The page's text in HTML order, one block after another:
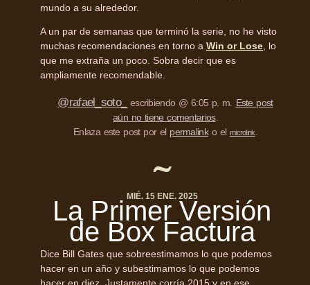
mundo a su alrededor.
A un par de semanas que terminó la serie, no he visto
muchas recomendaciones en torno a Win or Lose, lo
que me extraña un poco. Sobra decir que es
ampliamente recomendable.
@rafael_soto_ escribiendo @ 6:05 p. m. Este post
aún no tiene comentarios.
Enlaza este post por el permalinko el microlink.
MIÉ. 15 ENE. 2025
La Primer Versión
de Box Factura
Dice Bill Gates que sobreestimamos lo que podemos
hacer en un año y subestimamos lo que podemos